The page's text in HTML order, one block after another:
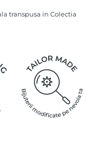
transpusa in Colectia